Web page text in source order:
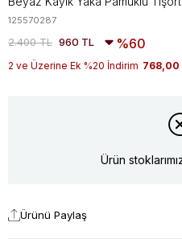
125570287
2.400 TL 960 TL 60
2 ve Üzerine Ek %20 İndirim 768,00
Ürün
Ürünü Paylaş